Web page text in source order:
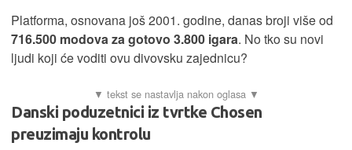
Platforma, osnovana još 2001. godine, danas broji više od
716.500 modova za gotovo 3.800 igara. No tko su novi
ljudi koji će voditi ovu divovsku zajednicu?
Danski poduzetnici iz tvrtke Chosen
preuzimaju kontrolu